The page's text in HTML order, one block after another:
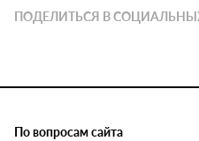
ПОДЕЛИТЬСЯ В
По вопросам сайта